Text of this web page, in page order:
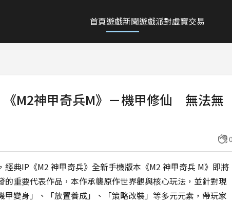
首頁遊戲新聞遊戲派對虛寶交易
《M2神甲奇兵M》－機甲修仙 無法無
0
典IP《M2 神甲奇兵》全新手機版本《M2 神甲奇兵 M》即將
重要代表作品，本作承襲原作世界觀與核心玩法，並針對現
變身」、「放置養成」、「策略改裝」等多元元素，帶玩家